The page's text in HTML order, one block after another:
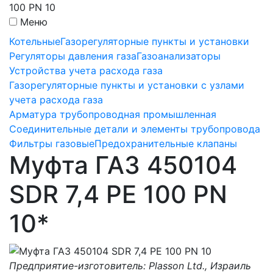
100 PN 10
Меню
КотельныеГазорегуляторные пункты и установки
Регуляторы давления газаГазоанализаторы
Устройства учета расхода газа
Газорегуляторные пункты и установки с узлами
учета расхода газа
Арматура трубопроводная промышленная
Соединительные детали и элементы трубопровода
Фильтры газовыеПредохранительные клапаны
Mуфта ГАЗ 450104
SDR 7,4 PE 100 PN
10*
Предприятие-изготовитель: Plasson Ltd., Израиль